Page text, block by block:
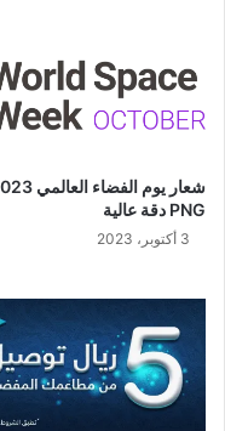
شعار يوم الفضاء
PNG دقة عالية
3 أكتوبر، 2023